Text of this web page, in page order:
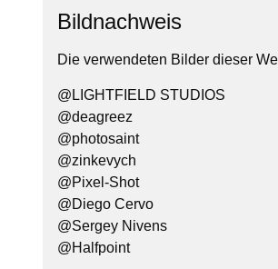
Bildnachweis
Die verwendeten Bilder dieser
@LIGHTFIELD STUDIOS
@deagreez
@photosaint
@zinkevych
@Pixel-Shot
@Diego Cervo
@Sergey Nivens
@Halfpoint